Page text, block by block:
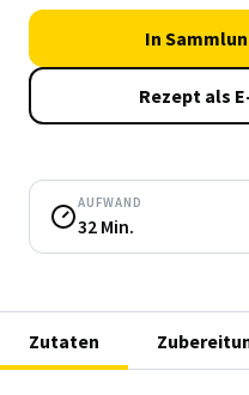
In
Rezept als
AUFWAND
32 Min.
Zutaten